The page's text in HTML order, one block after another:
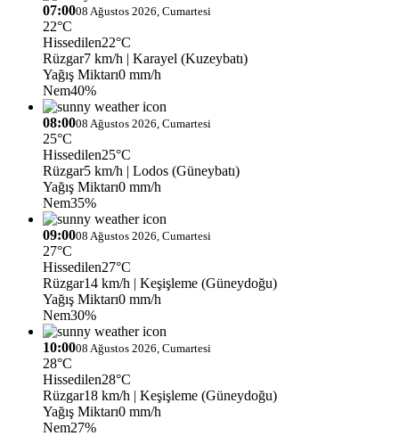
07:0008 Ağustos 2026, Cumartesi
22°C
Hissedilen22°C
Rüzgar7 km/h | Karayel (Kuzeybatı)
Yağış Miktarı0 mm/h
Nem40%
08:0008 Ağustos 2026, Cumartesi
25°C
Hissedilen25°C
Rüzgar5 km/h | Lodos (Güneybatı)
Yağış Miktarı0 mm/h
Nem35%
09:0008 Ağustos 2026, Cumartesi
27°C
Hissedilen27°C
Rüzgar14 km/h | Keşişleme (Güneydoğu)
Yağış Miktarı0 mm/h
Nem30%
10:0008 Ağustos 2026, Cumartesi
28°C
Hissedilen28°C
Rüzgar18 km/h | Keşişleme (Güneydoğu)
Yağış Miktarı0 mm/h
Nem27%